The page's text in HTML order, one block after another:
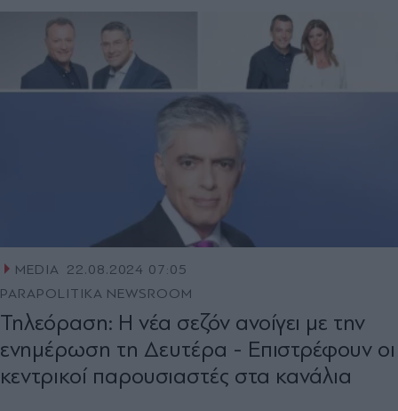
MEDIA 22.08.2024 07:05
PARAPOLITIKA NEWSROOM
Τηλεόραση: Η νέα σεζόν ανοίγει με την
ενημέρωση τη Δευτέρα - Επιστρέφουν οι
κεντρικοί παρουσιαστές στα κανάλια